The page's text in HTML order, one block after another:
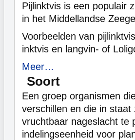
Pijlinktvis is een populair
in het Middellandse
Voorbeelden van
inktvis en langvin- of
Meer…
Soort
Een groep organismen
verschillen en die in
vruchtbaar nageslacht te
indelingseenheid voor